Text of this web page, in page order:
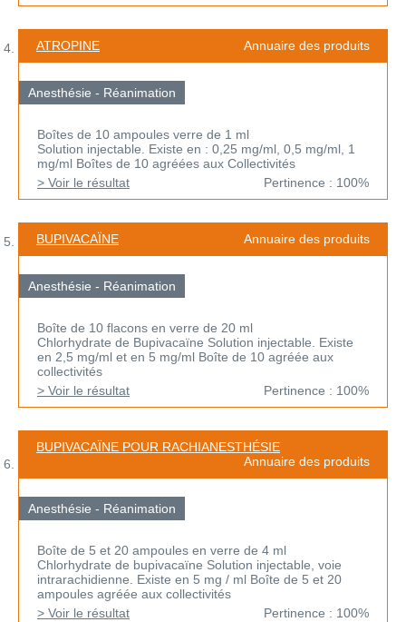
ATROPINE Annuaire des produits
Anesthésie - Réanimation
Boîtes de 10 ampoules verre de 1 ml
Solution injectable. Existe en : 0,25 mg/ml, 0,5 mg/ml, 1
mg/ml Boîtes de 10 agréées aux Collectivités
> Voir le résultat
Pertinence : 100%
BUPIVACAÏNE Annuaire des produits
Anesthésie - Réanimation
Boîte de 10 flacons en verre de 20 ml
Chlorhydrate de Bupivacaïne Solution injectable. Existe
en 2,5 mg/ml et en 5 mg/ml Boîte de 10 agréée aux
collectivités
> Voir le résultat
Pertinence : 100%
BUPIVACAÏNE POUR RACHIANESTHÉSIE
Annuaire des produits
Anesthésie - Réanimation
Boîte de 5 et 20 ampoules en verre de 4 ml
Chlorhydrate de bupivacaïne Solution injectable, voie
intrarachidienne. Existe en 5 mg / ml Boîte de 5 et 20
ampoules agréée aux collectivités
> Voir le résultat
Pertinence : 100%